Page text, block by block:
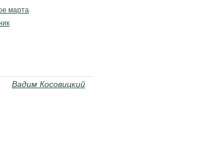
марта
Вадим Косовицкий